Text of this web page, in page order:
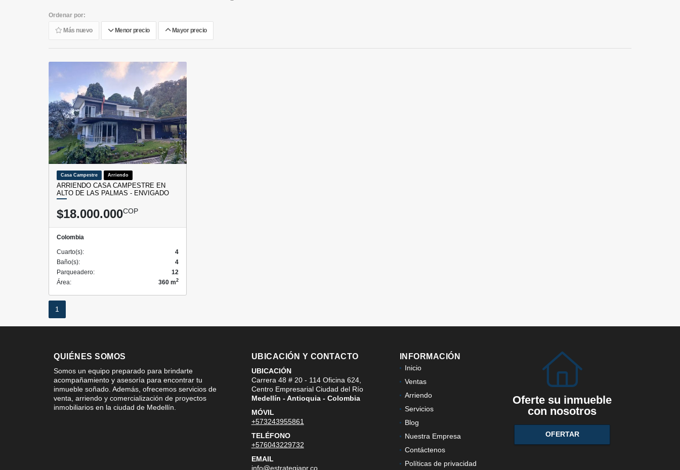
Ordenar por:
Más nuevo Menor precio Mayor precio
Casa Campestre Arriendo
ARRIENDO CASA CAMPESTRE EN
ALTO DE LAS PALMAS - ENVIGADO
$18.000.000COP
Colombia
Cuarto(s):
4
Baño(s):
4
Parqueadero:
12
Área:
360 m2
1
QUIÉNES SOMOS
Somos un equipo preparado para brindarte
acompañamiento y asesoría para encontrar tu
inmueble soñado. Además, ofrecemos servicios de
venta, arriendo y comercialización de proyectos
inmobiliarios en la ciudad de Medellín.
UBICACIÓN Y CONTACTO
UBICACIÓN
Carrera 48 # 20 - 114 Oficina 624,
Centro Empresarial Ciudad del Río
Medellín - Antioquia - Colombia
MÓVIL
+573243955861
TELÉFONO
+576043229732
EMAIL
info@estrategiapr.co
INFORMACIÓN
Inicio
Ventas
Arriendo
Servicios
Blog
Nuestra Empresa
Contáctenos
Políticas de privacidad
Oferte su inmueble
con nosotros
OFERTAR